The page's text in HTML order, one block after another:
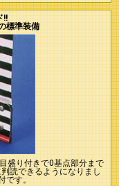
!!
標準装備
盛り付きで0基点部分まで
読できるようになりまし
です。